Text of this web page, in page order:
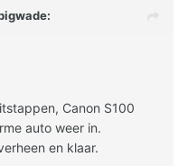
Canon S100
auto weer in.
en klaar.